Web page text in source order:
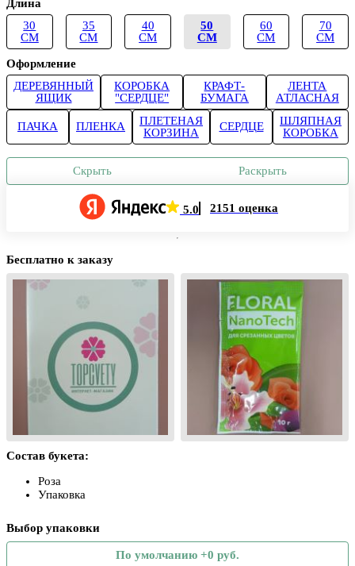
Длина
30
СМ
35
СМ
40
СМ
50
СМ
60
СМ
70
СМ
Оформление
ДЕРЕВЯННЫЙ
ЯЩИК
КОРОБКА
"СЕРДЦЕ"
КРАФТ-
БУМАГА
ЛЕНТА
АТЛАСНАЯ
ПАЧКА ПЛЕНКА
ПЛЕТЕНАЯ
КОРЗИНА
СЕРДЦЕ
ШЛЯПНАЯ
КОРОБКА
Скрыть Раскрыть
5.0 2151 оценка
Бесплатно к заказу
Состав букета:
Роза
Упаковка
Выбор упаковки
По умолчанию +0 руб.